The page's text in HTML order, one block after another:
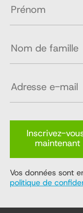
Inscrivez-
maintenant
Vos données sont
politique de